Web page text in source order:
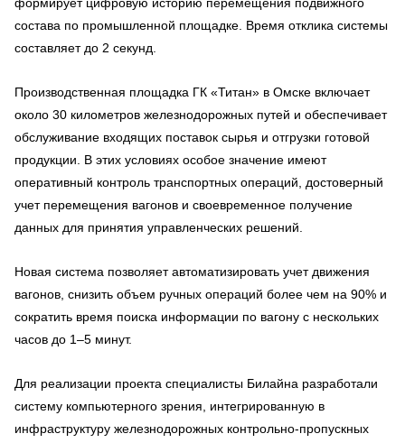
состава по промышленной площадке. Время отклика системы
составляет до 2 секунд.
Производственная площадка ГК «Титан» в Омске включает
около 30 километров железнодорожных путей и обеспечивает
обслуживание входящих поставок сырья и отгрузки готовой
продукции. В этих условиях особое значение имеют
оперативный контроль транспортных операций, достоверный
учет перемещения вагонов и своевременное получение
данных для принятия управленческих решений.
Новая система позволяет автоматизировать учет движения
вагонов, снизить объем ручных операций более чем на 90% и
сократить время поиска информации по вагону с нескольких
часов до 1–5 минут.
Для реализации проекта специалисты Билайна разработали
систему компьютерного зрения, интегрированную в
инфраструктуру железнодорожных контрольно-пропускных